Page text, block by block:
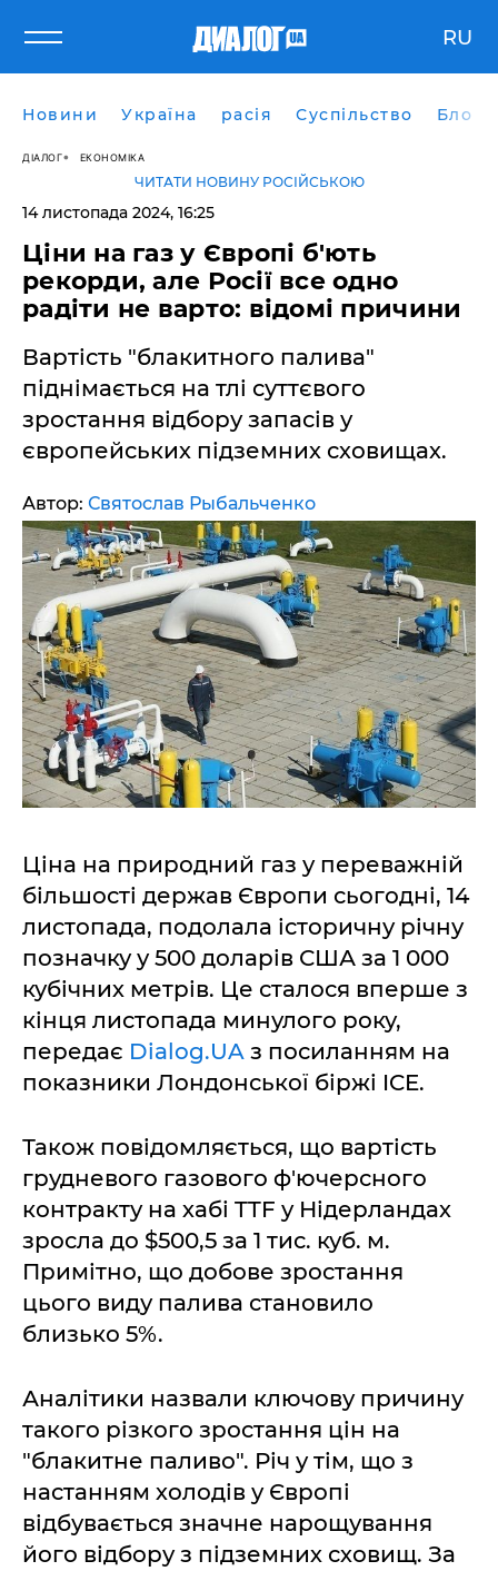
RU
Новини Україна расія Суспільство Блоги
ДІАЛОГ ЕКОНОМІКА
ЧИТАТИ НОВИНУ РОСІЙСЬКОЮ
14 листопада 2024, 16:25
Ціни на газ у Європі б'ють
рекорди, але Росії все одно
радіти не варто: відомі причини
Вартість "блакитного палива"
піднімається на тлі суттєвого
зростання відбору запасів у
європейських підземних сховищах.
Автор: Святослав Рыбальченко
Ціна на природний газ у переважній
більшості держав Європи сьогодні, 14
листопада, подолала історичну річну
позначку у 500 доларів США за 1 000
кубічних метрів. Це сталося вперше з
кінця листопада минулого року,
передає Dialog.UA з посиланням на
показники Лондонської біржі ICE.
Також повідомляється, що вартість
грудневого газового ф'ючерсного
контракту на хабі TTF у Нідерландах
зросла до $500,5 за 1 тис. куб. м.
Примітно, що добове зростання
цього виду палива становило
близько 5%.
Аналітики назвали ключову причину
такого різкого зростання цін на
"блакитне паливо". Річ у тім, що з
настанням холодів у Європі
відбувається значне нарощування
його відбору з підземних сховищ. За